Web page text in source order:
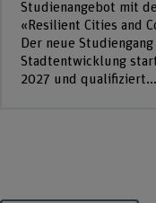
Studienangebot mit
«Resilient Cities and
Der neue
Stadtentwicklung
2027 und qualifiziert...